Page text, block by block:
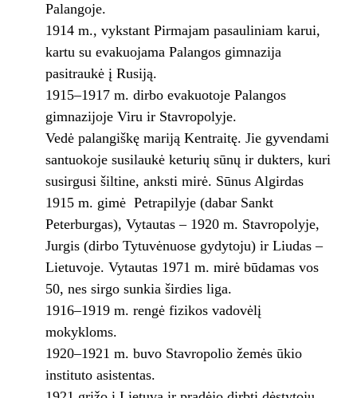
Palangoje.
1914 m., vykstant Pirmajam pasauliniam karui,
kartu su evakuojama Palangos gimnazija
pasitraukė į Rusiją.
1915–1917 m. dirbo evakuotoje Palangos
gimnazijoje Viru ir Stavropolyje.
Vedė palangiškę mariją Kentraitę. Jie gyvendami
santuokoje susilaukė keturių sūnų ir dukters, kuri
susirgusi šiltine, anksti mirė. Sūnus Algirdas
1915 m. gimė Petrapilyje (dabar Sankt
Peterburgas), Vytautas – 1920 m. Stavropolyje,
Jurgis (dirbo Tytuvėnuose gydytoju) ir Liudas –
Lietuvoje. Vytautas 1971 m. mirė būdamas vos
50, nes sirgo sunkia širdies liga.
1916–1919 m. rengė fizikos vadovėlį
mokykloms.
1920–1921 m. buvo Stavropolio žemės ūkio
instituto asistentas.